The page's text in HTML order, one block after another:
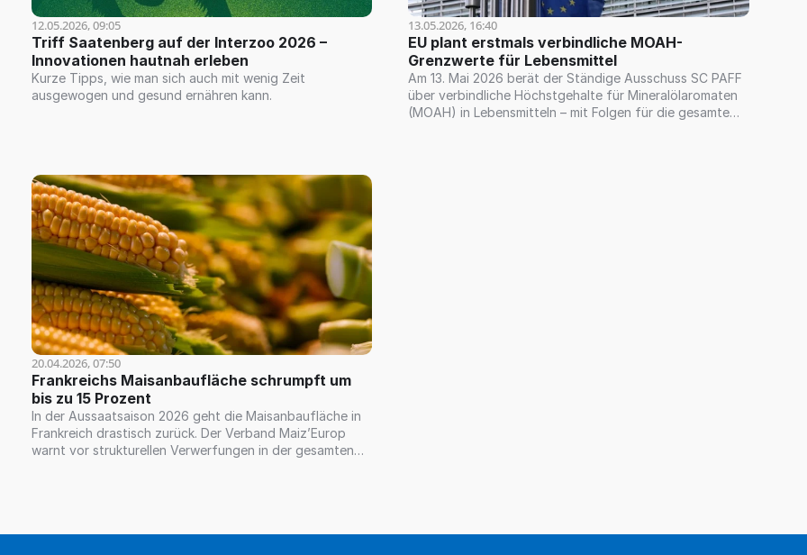
12.05.2026, 09:05
Triff Saatenberg auf der Interzoo 2026 –
Innovationen hautnah erleben
Kurze Tipps, wie man sich auch mit wenig Zeit
ausgewogen und gesund ernähren kann.
13.05.2026, 16:40
EU plant erstmals verbindliche MOAH-
Grenzwerte für Lebensmittel
Am 13. Mai 2026 berät der Ständige Ausschuss SC PAFF
über verbindliche Höchstgehalte für Mineralölaromaten
(MOAH) in Lebensmitteln – mit Folgen für die gesamte
20.04.2026, 07:50
Frankreichs Maisanbaufläche schrumpft um
bis zu 15 Prozent
In der Aussaatsaison 2026 geht die Maisanbaufläche in
Frankreich drastisch zurück. Der Verband Maiz’Europ
warnt vor strukturellen Verwerfungen in der gesamten